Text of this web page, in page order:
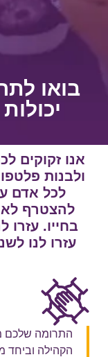
בואו
אנו זקוקים
ולבנות
לכל אדם
להצטרף
בחייו. עזרו
עזרו לנו
התרומה שלכם
הקהילה וביחד